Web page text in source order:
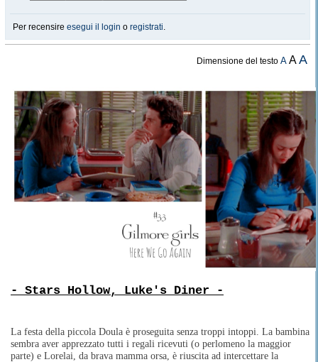
Per recensire esegui il login o registrati.
Dimensione del testoA AA
- Stars Hollow, Luke's Diner -
La festa della piccola Doula è proseguita senza troppi intoppi. La bambina
sembra aver apprezzato tutti i regali ricevuti (o perlomeno la maggior
parte) e Lorelai, da brava mamma orsa, è riuscita ad intercettare la